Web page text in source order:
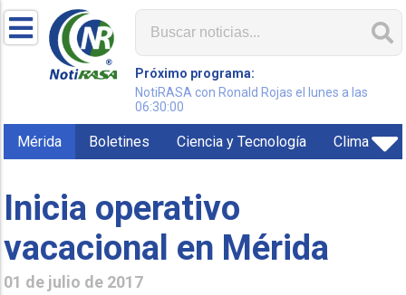
Próximo programa:
NotiRASA con Ronald Rojas el lunes a las
06:30:00
Mérida Boletines Ciencia y Tecnología Clima
Inicia operativo
vacacional en Mérida
01 de julio de 2017